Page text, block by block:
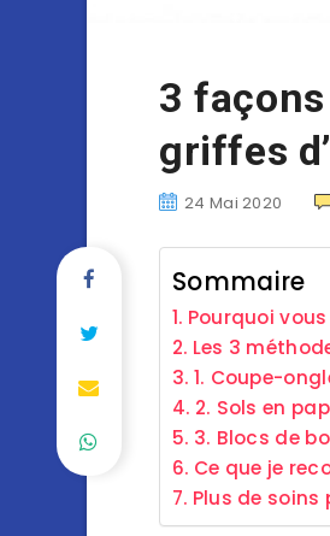
3
griffes
24 Mai 2020
Sommaire
Pourquoi
Les 3
1. Coupe-
2. Sols en
3. Blocs de
Ce que je
Plus de soins